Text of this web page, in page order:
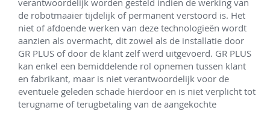
verantwoordelijk worden gesteld indien de werking van
de robotmaaier tijdelijk of permanent verstoord is. Het
niet of afdoende werken van deze technologieën wordt
aanzien als overmacht, dit zowel als de installatie door
GR PLUS of door de klant zelf werd uitgevoerd. GR PLUS
kan enkel een bemiddelende rol opnemen tussen klant
en fabrikant, maar is niet verantwoordelijk voor de
eventuele geleden schade hierdoor en is niet verplicht tot
terugname of terugbetaling van de aangekochte